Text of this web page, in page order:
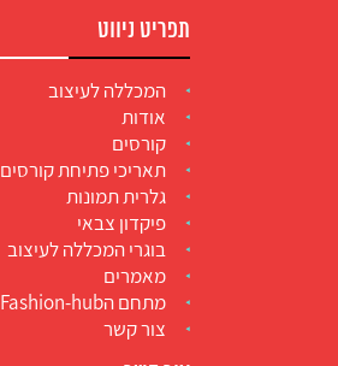
תפריט ניווט
המכללה לעיצוב
אודות
קורסים
תאריכי פתיחת קורסים
גלרית תמונות
פיקדון צבאי
בוגרי המכללה לעיצוב
מאמרים
מתחם הFashion-hub
צור קשר